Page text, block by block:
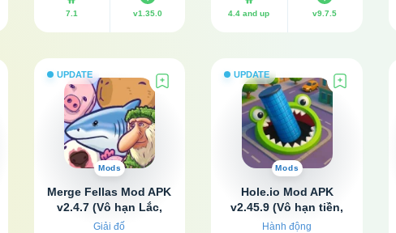
7.1 v1.35.0 4.4 and up v9.7.5
UPDATE
Mods
Merge Fellas Mod APK
v2.4.7 (Vô hạn Lắc,
Hồi sinh)
Giải đố
UPDATE
Mods
Hole.io Mod APK
v2.45.9 (Vô hạn tiền,
Không quảng cáo)
Hành động